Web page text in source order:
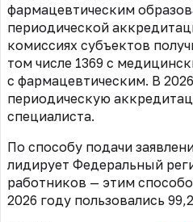
фармацевтическим
периодической
комиссиях субъектов
том числе 1369 с
с фармацевтическим. В
периодическую
специалиста.
По способу подачи
лидирует Федеральный
работников — этим
2026 году пользовались